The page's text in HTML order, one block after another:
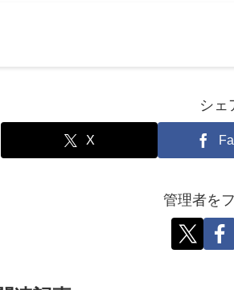
シェ
X
管理者を